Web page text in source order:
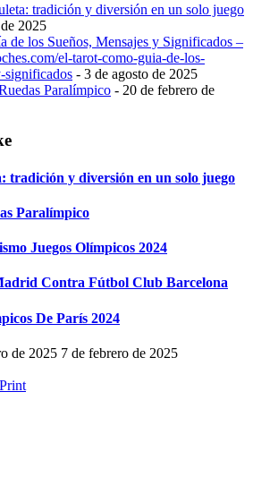
tradición y diversión en un solo juego
2025
de los Sueños, Mensajes y Significados –
el-tarot-como-guia-de-los-
significados - 3 de agosto de 2025
Paralímpico - 20 de febrero de
tradición y diversión en un solo juego
Paralímpico
Juegos Olímpicos 2024
Contra Fútbol Club Barcelona
De París 2024
de 2025 7 de febrero de 2025
Print